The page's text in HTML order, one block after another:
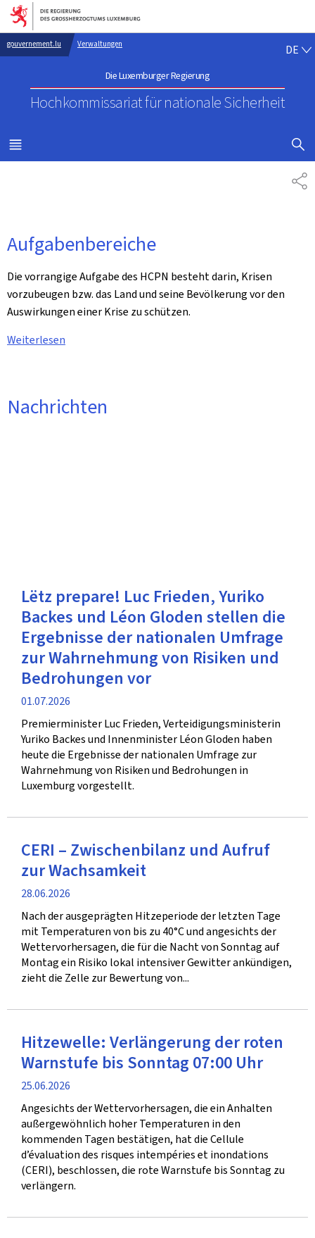
Zur Hauptnavigation
Zum Inhalt
gouvernement.lu Verwaltungen
Die Luxemburger Regierung
Hochkommissariat für nationale Sicherheit
DE
MENÜ
HAUPT-
Aufgabenbereiche
Die vorrangige Aufgabe des HCPN besteht darin, Krisen
vorzubeugen bzw. das Land und seine Bevölkerung vor den
Auswirkungen einer Krise zu schützen.
Weiterlesen
Nachrichten
Lëtz prepare! Luc Frieden, Yuriko
Backes und Léon Gloden stellen die
Ergebnisse der nationalen Umfrage
zur Wahrnehmung von Risiken und
Bedrohungen vor
Veröffentlichung
01.07.2026
Premierminister Luc Frieden, Verteidigungsministerin
Yuriko Backes und Innenminister Léon Gloden haben
heute die Ergebnisse der nationalen Umfrage zur
Wahrnehmung von Risiken und Bedrohungen in
Luxemburg vorgestellt.
CERI – Zwischenbilanz und Aufruf
zur Wachsamkeit
Veröffentlichung
28.06.2026
Nach der ausgeprägten Hitzeperiode der letzten Tage
mit Temperaturen von bis zu 40°C und angesichts der
Wettervorhersagen, die für die Nacht von Sonntag auf
Montag ein Risiko lokal intensiver Gewitter ankündigen,
zieht die Zelle zur Bewertung von...
Hitzewelle: Verlängerung der roten
Warnstufe bis Sonntag 07:00 Uhr
Veröffentlichung
25.06.2026
Angesichts der Wettervorhersagen, die ein Anhalten
außergewöhnlich hoher Temperaturen in den
kommenden Tagen bestätigen, hat die Cellule
d’évaluation des risques intempéries et inondations
(CERI), beschlossen, die rote Warnstufe bis Sonntag zu
verlängern.